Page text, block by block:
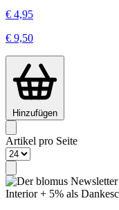
€ 4,95
€ 9,50
Hinzufügen
Artikel pro Seite